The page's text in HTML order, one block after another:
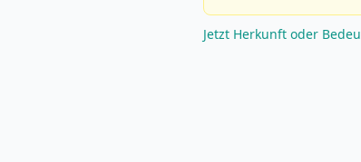
Jetzt Herkunft oder